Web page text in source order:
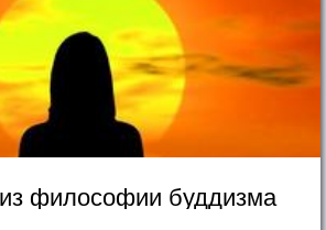
философии буддизма